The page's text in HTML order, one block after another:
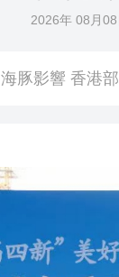
2026年 08月08
豚影響 香港
家之開心速遞
出遊人次